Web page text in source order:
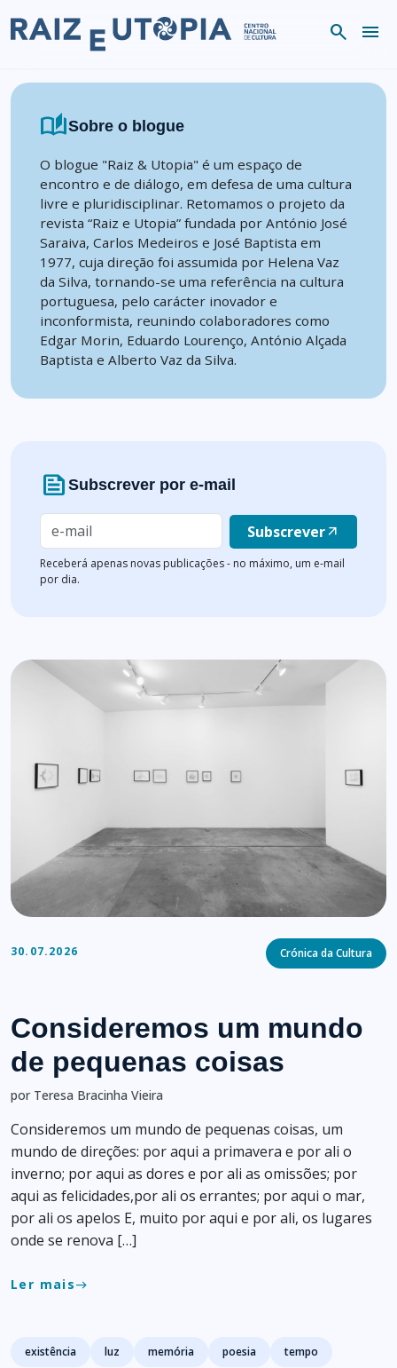
search menu
auto_storiesSobre o blogue
O blogue "Raiz & Utopia" é um espaço de
encontro e de diálogo, em defesa de uma cultura
livre e pluridisciplinar. Retomamos o projeto da
revista “Raiz e Utopia” fundada por António José
Saraiva, Carlos Medeiros e José Baptista em
1977, cuja direção foi assumida por Helena Vaz
da Silva, tornando-se uma referência na cultura
portuguesa, pelo carácter inovador e
inconformista, reunindo colaboradores como
Edgar Morin, Eduardo Lourenço, António Alçada
Baptista e Alberto Vaz da Silva.
news Subscrever por e-mail
Subscreverarrow_outward
Receberá apenas novas publicações - no máximo, um e-mail
por dia.
Lista de artigos
30.07.2026 Categories
Crónica da Cultura
Consideremos um mundo
de pequenas coisas
por Teresa Bracinha Vieira
Consideremos um mundo de pequenas coisas, um
mundo de direções: por aqui a primavera e por ali o
inverno; por aqui as dores e por ali as omissões; por
aqui as felicidades,por ali os errantes; por aqui o mar,
por ali os apelos E, muito por aqui e por ali, os lugares
onde se renova […]
Ler maiseast
Tags
existência luz memória poesia tempo